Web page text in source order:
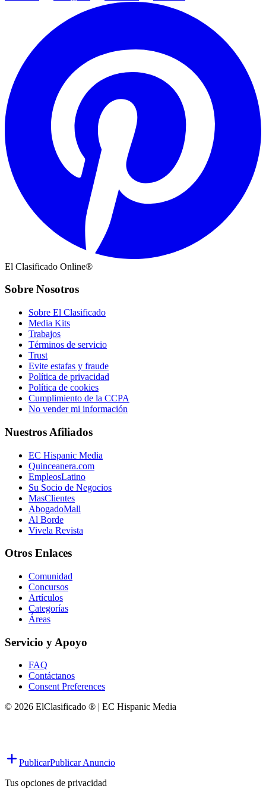
El Clasificado Online®
Sobre Nosotros
Sobre El Clasificado
Media Kits
Trabajos
Términos de servicio
Trust
Evite estafas y fraude
Política de privacidad
Política de cookies
Cumplimiento de la CCPA
No vender mi información
Nuestros Afiliados
EC Hispanic Media
Quinceanera.com
EmpleosLatino
Su Socio de Negocios
MasClientes
AbogadoMall
Al Borde
Vivela Revista
Otros Enlaces
Comunidad
Concursos
Artículos
Categorías
Áreas
Servicio y Apoyo
FAQ
Contáctanos
Consent Preferences
© 2026 ElClasificado ® | EC Hispanic Media
PublicarPublicar Anuncio
Tus opciones de privacidad